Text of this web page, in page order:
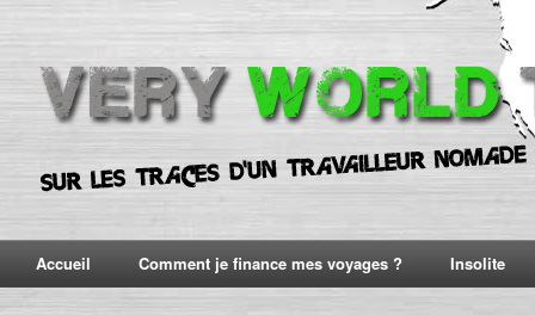
Accueil Comment je finance mes voyages ? Insolite